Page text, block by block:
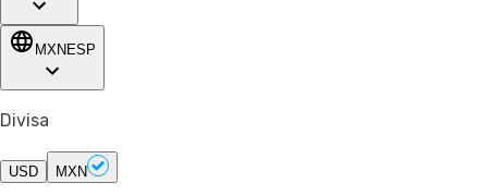
MXN ESP
Divisa
USD MXN